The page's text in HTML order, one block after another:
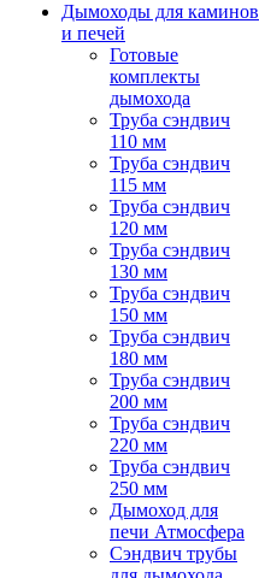
Дымоходы для каминов
и печей
Готовые
комплекты
дымохода
Труба сэндвич
110 мм
Труба сэндвич
115 мм
Труба сэндвич
120 мм
Труба сэндвич
130 мм
Труба сэндвич
150 мм
Труба сэндвич
180 мм
Труба сэндвич
200 мм
Труба сэндвич
220 мм
Труба сэндвич
250 мм
Дымоход для
печи Атмосфера
Сэндвич трубы